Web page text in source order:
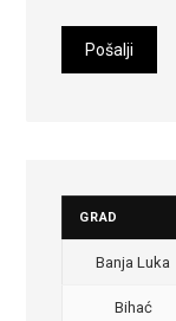
GRAD
Banja Luka
Bihać